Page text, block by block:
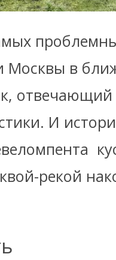
Москвы в
отвечающий
И
рекой